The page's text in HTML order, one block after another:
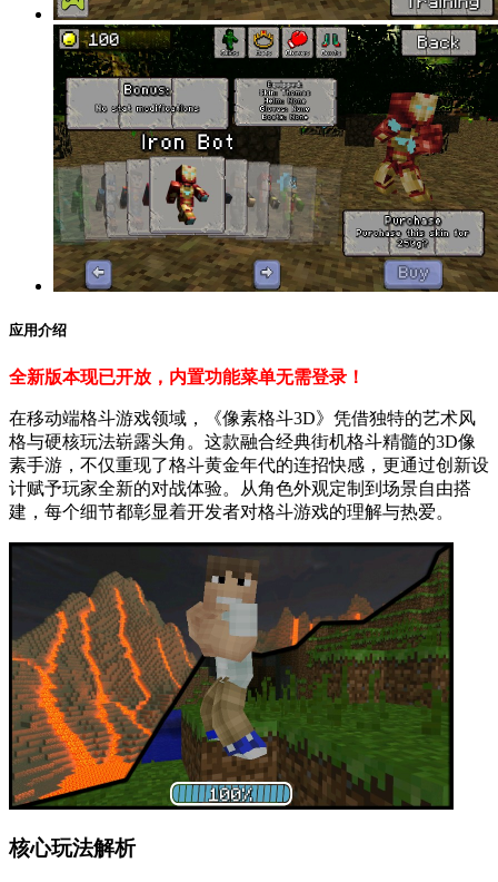
应用介绍
全新版本现已开放，内置功能菜单无需登录！
在移动端格斗游戏领域，《像素格斗3D》凭借独特的艺术风
格与硬核玩法崭露头角。这款融合经典街机格斗精髓的3D像
素手游，不仅重现了格斗黄金年代的连招快感，更通过创新设
计赋予玩家全新的对战体验。从角色外观定制到场景自由搭
建，每个细节都彰显着开发者对格斗游戏的理解与热爱。
核心玩法解析